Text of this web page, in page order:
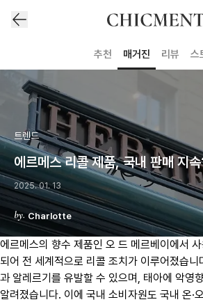
추천 매거진 리뷰 스
트렌드
에르메스 리콜 제품, 국내 판매 지
2025. 01. 13
Charlotte
에르메스의 향수 제품인 오 드 메르베이에서
되어 전 세계적으로 리콜 조치가 이루어졌습니
과 알레르기를 유발할 수 있으며, 태아에 악영
알려졌습니다. 이에 국내 소비자원도 국내 온·